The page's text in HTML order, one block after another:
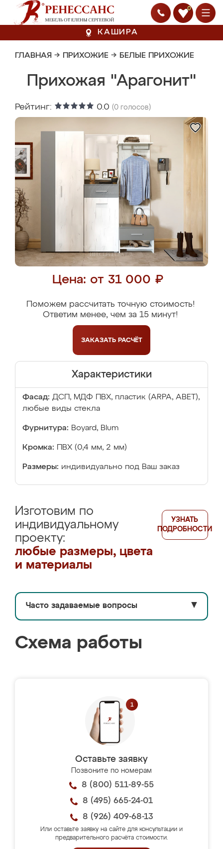
0
КАШИРА
ГЛАВНАЯ → ПРИХОЖИЕ → БЕЛЫЕ ПРИХОЖИЕ
Прихожая "Арагонит"
Рейтинг: 0.0 (0 голосов)
Цена: от 31 000 ₽
Поможем рассчитать точную стоимость!
Ответим менее, чем за 15 минут!
ЗАКАЗАТЬ РАСЧЁТ
Характеристики
Фасад: ДСП, МДФ ПВХ, пластик (ARPA, ABET),
любые виды стекла
Фурнитура: Boyard, Blum
Кромка: ПВХ (0,4 мм, 2 мм)
Размеры: индивидуально под Ваш заказ
Изготовим по
индивидуальному
проекту:
любые размеры, цвета
и материалы
УЗНАТЬ
ПОДРОБНОСТИ
Часто задаваемые вопросы ▼
Схема работы
Оставьте заявку
Позвоните по номерам
8 (800) 511-89-55
8 (495) 665-24-01
8 (926) 409-68-13
Или оставьте заявку на сайте для консультации и
предварительного расчёта стоимости.